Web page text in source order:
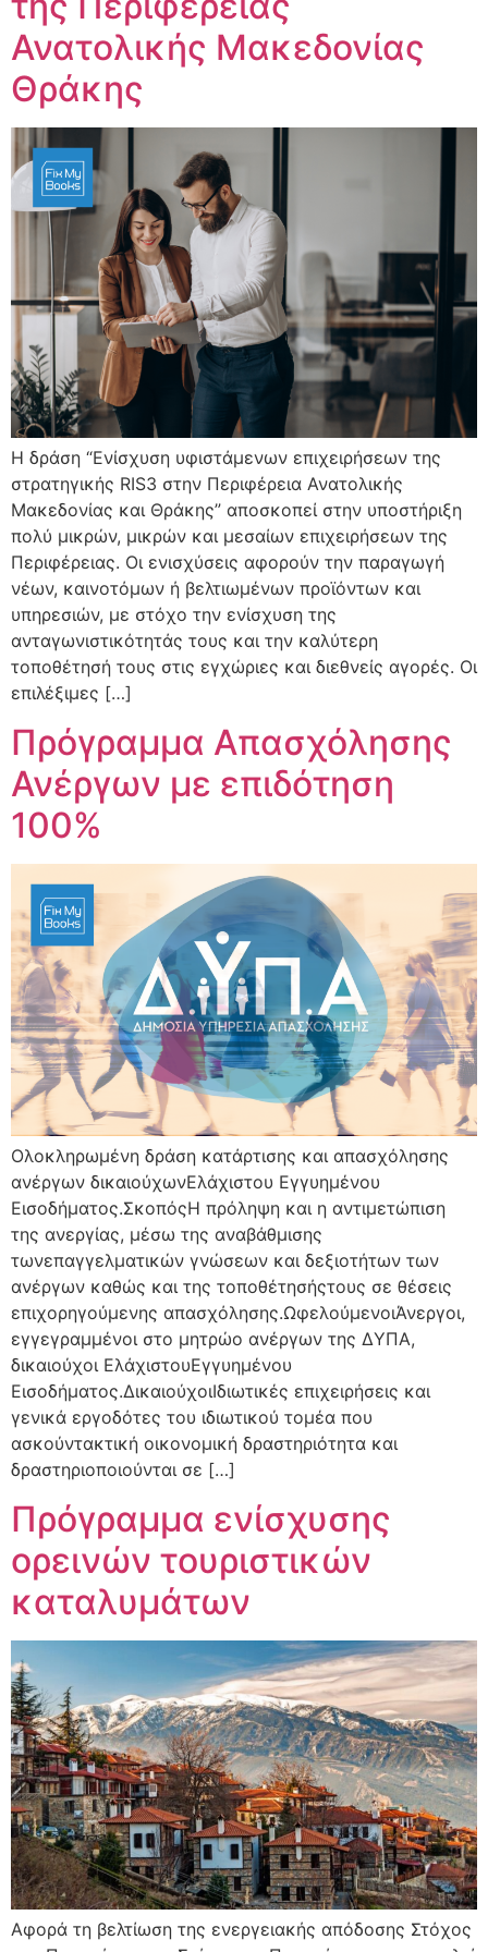
Ανατολικής Μακεδονίας
Θράκης
Η δράση “Ενίσχυση υφιστάμενων επιχειρήσεων της
στρατηγικής RIS3 στην Περιφέρεια Ανατολικής
Μακεδονίας και Θράκης” αποσκοπεί στην υποστήριξη
πολύ μικρών, μικρών και μεσαίων επιχειρήσεων της
Περιφέρειας. Οι ενισχύσεις αφορούν την παραγωγή
νέων, καινοτόμων ή βελτιωμένων προϊόντων και
υπηρεσιών, με στόχο την ενίσχυση της
ανταγωνιστικότητάς τους και την καλύτερη
τοποθέτησή τους στις εγχώριες και διεθνείς αγορές. Οι
επιλέξιμες […]
Πρόγραμμα Απασχόλησης
Ανέργων με επιδότηση
100%
Ολοκληρωμένη δράση κατάρτισης και απασχόλησης
ανέργων δικαιούχωνΕλάχιστου Εγγυημένου
Εισοδήματος.ΣκοπόςΗ πρόληψη και η αντιμετώπιση
της ανεργίας, μέσω της αναβάθμισης
τωνεπαγγελματικών γνώσεων και δεξιοτήτων των
ανέργων καθώς και της τοποθέτησήςτους σε θέσεις
επιχορηγούμενης απασχόλησης.ΩφελούμενοιΆνεργοι,
εγγεγραμμένοι στο μητρώο ανέργων της ΔΥΠΑ,
δικαιούχοι ΕλάχιστουΕγγυημένου
Εισοδήματος.ΔικαιούχοιΙδιωτικές επιχειρήσεις και
γενικά εργοδότες του ιδιωτικού τομέα που
ασκούντακτική οικονομική δραστηριότητα και
δραστηριοποιούνται σε […]
Πρόγραμμα ενίσχυσης
ορεινών τουριστικών
καταλυμάτων
Αφορά τη βελτίωση της ενεργειακής απόδοσης Στόχος